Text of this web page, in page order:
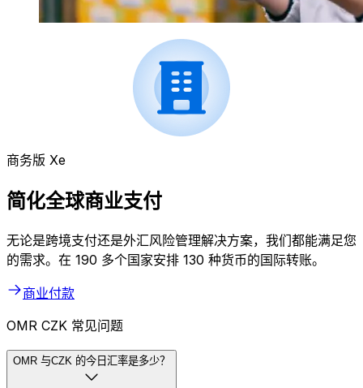
商务版 Xe
简化全球商业支付
无论是跨境支付还是外汇风险管理解决方案，我们都能满足您
的需求。在 190 多个国家安排 130 种货币的国际转账。
商业付款
OMR CZK 常见问题
OMR 与CZK 的今日汇率是多少？